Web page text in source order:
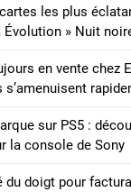
les plus
Évolution » Nuit
en vente chez
sur PS5 :
la console de Sony
du doigt pour